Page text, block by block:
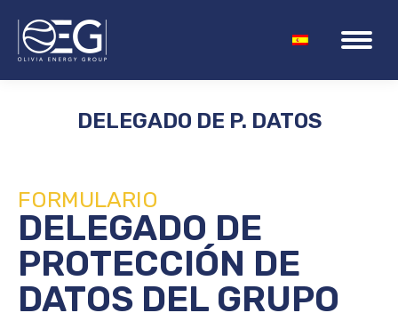
DELEGADO DE P. DATOS
FORMULARIO
DELEGADO DE
PROTECCIÓN DE
DATOS DEL GRUPO